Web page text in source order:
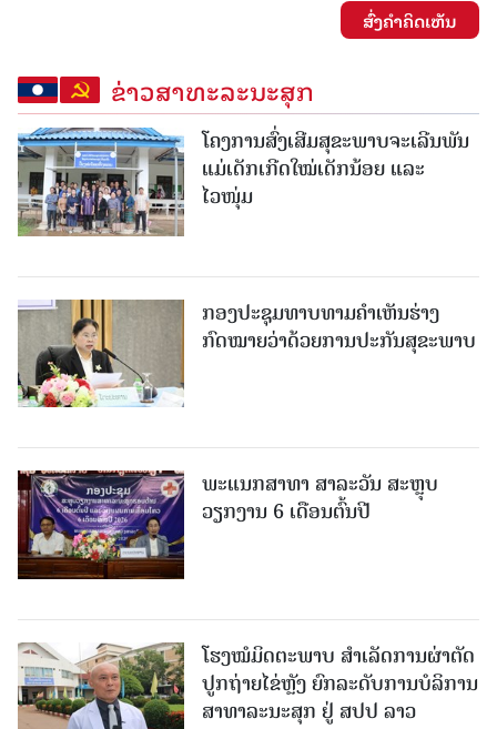
ສົ່ງຄໍາຄິດເຫັນ
ຂ່າວສາທະລະນະສຸກ
ໂຄງການສົ່ງເສີມສຸຂະພາບຈະເລີນພັນ
ແມ່ເດັກເກີດໃໝ່ເດັກນ້ອຍ ແລະ
ໄວໜຸ່ມ
ກອງປະຊຸມທາບທາມຄໍາເຫັນຮ່າງ
ກົດໝາຍວ່າດ້ວຍການປະກັນສຸຂະພາບ
ພະແນກສາທາ ສາລະວັນ ສະຫຼຸບ
ວຽກງານ 6 ເດືອນຕົ້ນປີ
ໂຮງໝໍມິດຕະພາບ ສໍາເລັດການຜ່າຕັດ
ປູກຖ່າຍໄຂ່ຫຼັງ ຍົກລະດັບການບໍລິການ
ສາທາລະນະສຸກ ຢູ່ ສປປ ລາວ